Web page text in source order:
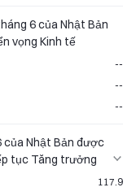
6 của Nhật Bản
vọng Kinh tế
--
--
--
của Nhật Bản được
tục Tăng trưởng
117.9